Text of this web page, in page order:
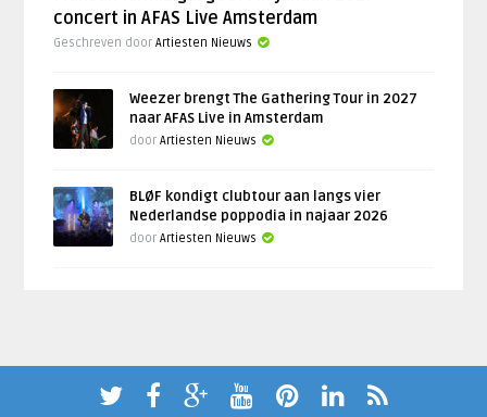
concert in AFAS Live Amsterdam
Geschreven doorArtiesten Nieuws
Weezer brengt The Gathering Tour in 2027
naar AFAS Live in Amsterdam
doorArtiesten Nieuws
BLØF kondigt clubtour aan langs vier
Nederlandse poppodia in najaar 2026
doorArtiesten Nieuws